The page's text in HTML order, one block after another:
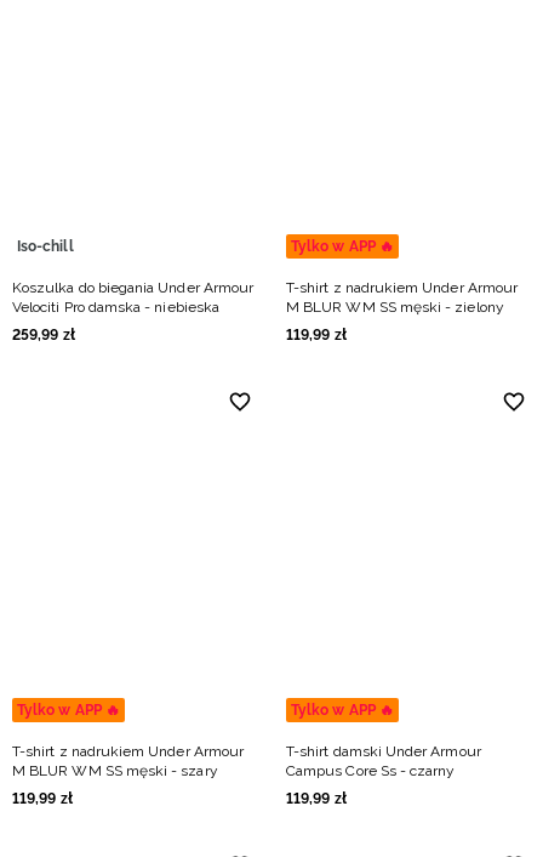
Iso-chill
Koszulka do biegania Under Armour
Velociti Pro damska - niebieska
259,99 zł
Tylko w APP 🔥
T-shirt z nadrukiem Under Armour
M BLUR WM SS męski - zielony
119,99 zł
Tylko w APP 🔥
T-shirt z nadrukiem Under Armour
M BLUR WM SS męski - szary
119,99 zł
Tylko w APP 🔥
T-shirt damski Under Armour
Campus Core Ss - czarny
119,99 zł